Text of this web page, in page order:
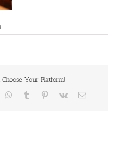
Your Platform!
WhatsApp
Tumblr Pinterest
Vk Email